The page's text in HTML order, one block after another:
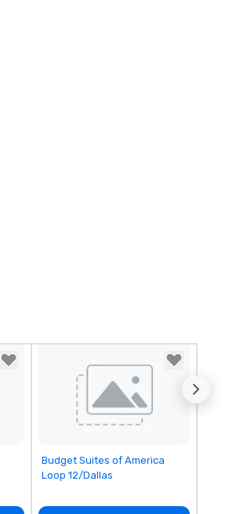
Removed from favorites
Budget Suites of America
Loop 12/Dallas